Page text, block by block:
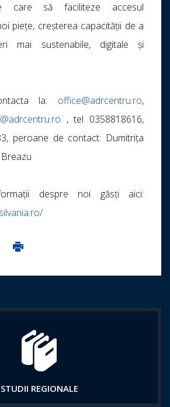
care să faciliteze accesul
piețe, creșterea capacității de a
mai sustenabile, digitale și
la: office@adrcentru.ro,
, tel 0358818616,
peroane de contact: Dumitrița
despre noi găsți aici:
Imprima aceasta pagina
STUDII REGIONALE